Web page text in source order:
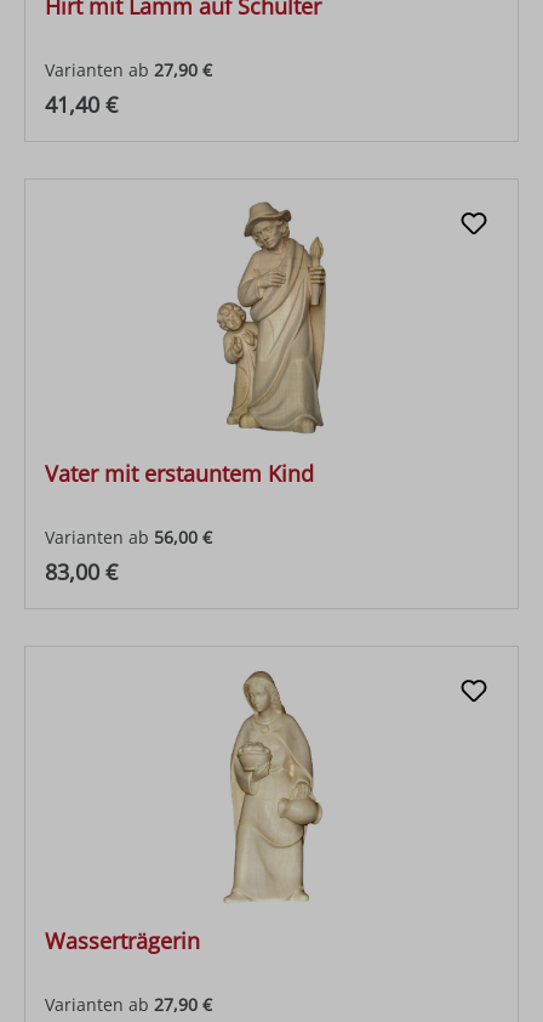
Hirt mit Lamm auf Schulter
Varianten ab 27,90 €
Regulärer Preis:
41,40 €
Vater mit erstauntem Kind
Varianten ab 56,00 €
Regulärer Preis:
83,00 €
Wasserträgerin
Varianten ab 27,90 €